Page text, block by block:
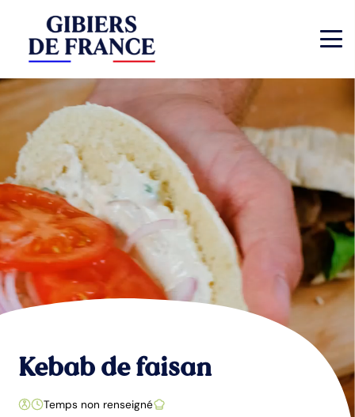
Kebab de faisan
Temps non renseigné